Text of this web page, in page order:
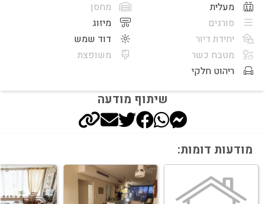
מעלית
סורגים
יחידת דיור
מטבח כשר
ריהוט חלקי
מחסן
מיזוג
דוד שמש
משופצת
שיתוף מודעה
מודעות דומות: